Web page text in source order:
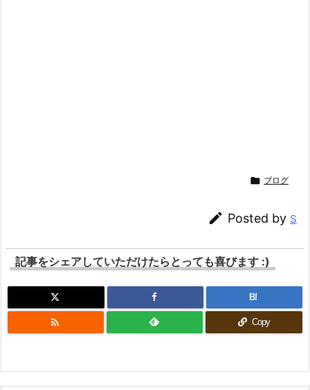
 ブログ
 Posted by S
記事をシェアしていただけたらとっても喜びます :)
B!
 Copy